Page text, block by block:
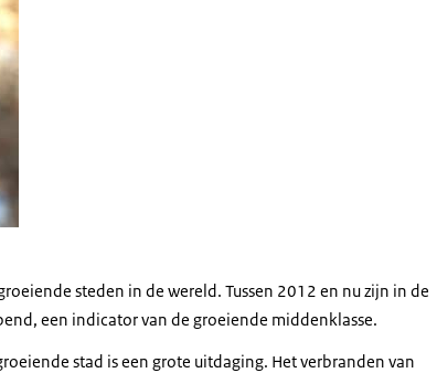
steden in de wereld. Tussen 2012 en nu zijn in de
een indicator van de groeiende middenklasse.
stad is een grote uitdaging. Het verbranden van